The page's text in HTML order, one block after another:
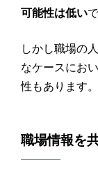
可能性は低い
しかし職場の
なケースにお
性もあります。
職場情報を